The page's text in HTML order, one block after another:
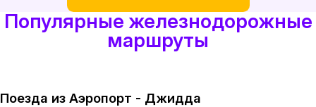
Популярные железнодорожные
маршруты
Поезда из Аэропорт - Джидда